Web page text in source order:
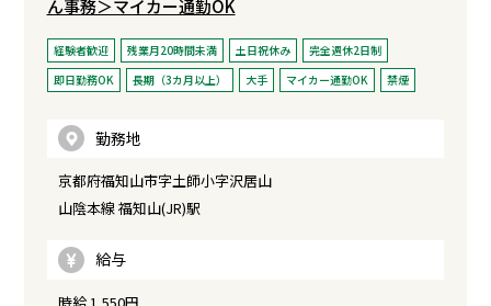
ん事務＞マイカー通勤OK
経験者歓迎 残業月20時間未満 土日祝休み
完全週休2日制
即日勤務OK
長期（3カ月以上） 大手 マイカー通勤OK 禁煙
勤務地
京都府福知山市字土師小字沢居山
山陰本線 福知山(JR)駅
給与